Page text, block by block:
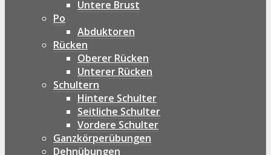
Untere Brust
Po
Abduktoren
Rücken
Oberer Rücken
Unterer Rücken
Schultern
Hintere Schulter
Seitliche Schulter
Vordere Schulter
Ganzkörperübungen
Dehnübungen